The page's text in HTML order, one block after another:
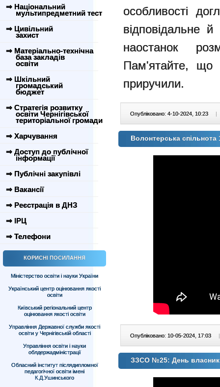
⇒ Національний
мультипредметний тест
⇒ Цивільний
захист
⇒ Матеріально-технічна
база закладів
освіти
⇒ Шкільний
громадський
бюджет
⇒ Стратегія розвитку
освіти Чернігівської
територіальної громади
⇒ Харчування
⇒ Доступ до публічної
інформації
⇒ Публічні закупівлі
⇒ Вакансії
⇒ Реєстрація в ДНЗ
⇒ ІРЦ
⇒ Телефони
КОРИСНІ ПОСИЛАННЯ
Міністерство освіти і науки України
Український центр оцінювання якості
освіти
Київський регіональний центр
оцінювання якості освіти
Управління Державної служби якості
освіти у Чернігівській області
Управління освіти і науки
облдержадміністрації
Обласний інститут післядипломної
педагогічної освіти імені
К.Д.Ушинського
особливості
відповідальне
наостанок
Пам'ятайте, що
приручили.
Опубліковано: 4-10-2024, 10:23 |
Волонтерська спільнота
Опубліковано: 10-05-2024, 17:03 |
ЗЗСО №25: День